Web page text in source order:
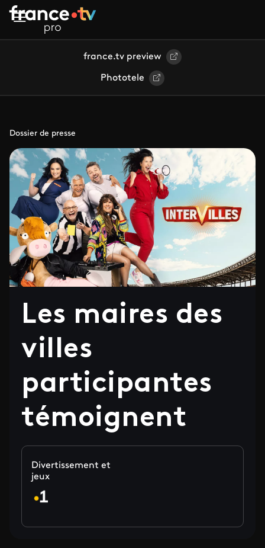
Aller au contenu principal
france.tv preview
Phototele
Dossier de presse
Les maires des
villes
participantes
témoignent
Divertissement et
jeux